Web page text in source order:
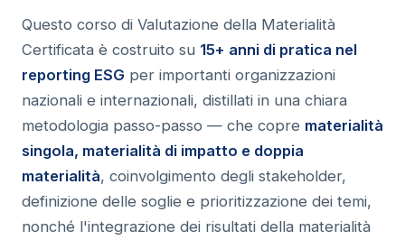
Questo corso di Valutazione della Materialità
Certificata è costruito su 15+ anni di pratica nel
reporting ESG per importanti organizzazioni
nazionali e internazionali, distillati in una chiara
metodologia passo-passo — che copre materialità
singola, materialità di impatto e doppia
materialità, coinvolgimento degli stakeholder,
definizione delle soglie e prioritizzazione dei temi,
nonché l'integrazione dei risultati della materialità